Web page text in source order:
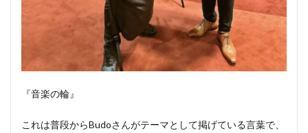
『音楽の輪』
これは普段からBudoさんがテーマとして掲げている言葉で、